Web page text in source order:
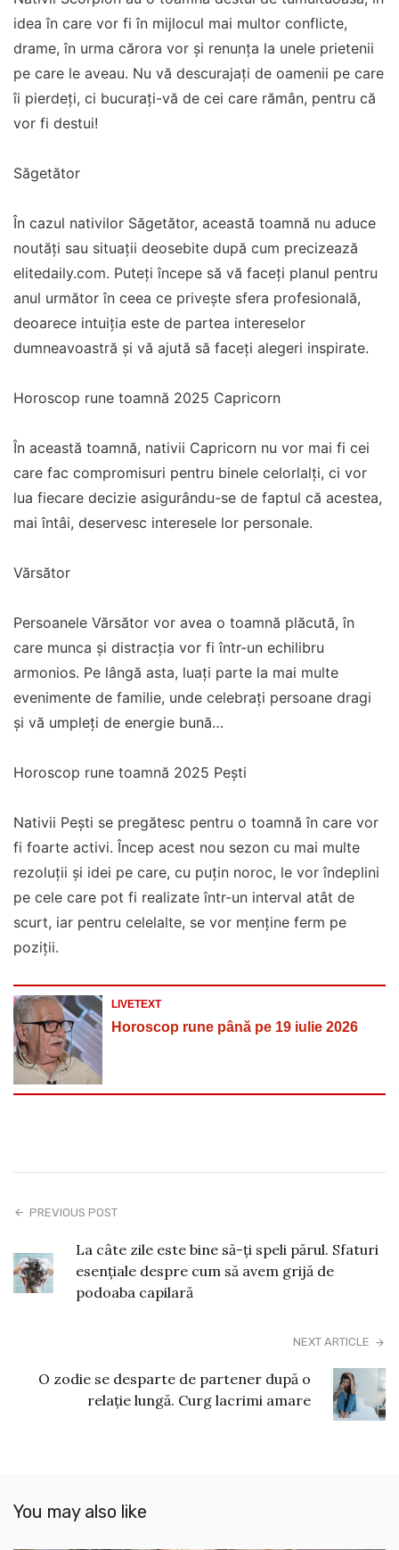
idea în care vor fi în mijlocul mai multor conflicte,
drame, în urma cărora vor și renunța la unele prietenii
pe care le aveau. Nu vă descurajați de oamenii pe care
îi pierdeți, ci bucurați-vă de cei care rămân, pentru că
vor fi destui!
Săgetător
În cazul nativilor Săgetător, această toamnă nu aduce
noutăți sau situații deosebite după cum precizează
elitedaily.com. Puteți începe să vă faceți planul pentru
anul următor în ceea ce privește sfera profesională,
deoarece intuiția este de partea intereselor
dumneavoastră și vă ajută să faceți alegeri inspirate.
Horoscop rune toamnă 2025 Capricorn
În această toamnă, nativii Capricorn nu vor mai fi cei
care fac compromisuri pentru binele celorlalți, ci vor
lua fiecare decizie asigurându-se de faptul că acestea,
mai întâi, deservesc interesele lor personale.
Vărsător
Persoanele Vărsător vor avea o toamnă plăcută, în
care munca și distracția vor fi într-un echilibru
armonios. Pe lângă asta, luați parte la mai multe
evenimente de familie, unde celebrați persoane dragi
și vă umpleți de energie bună…
Horoscop rune toamnă 2025 Pești
Nativii Pești se pregătesc pentru o toamnă în care vor
fi foarte activi. Încep acest nou sezon cu mai multe
rezoluții și idei pe care, cu puțin noroc, le vor îndeplini
pe cele care pot fi realizate într-un interval atât de
scurt, iar pentru celelalte, se vor menține ferm pe
poziții.
LIVETEXT
Horoscop rune până pe 19 iulie 2026
PREVIOUS POST
La câte zile este bine să-ți speli părul. Sfaturi
esențiale despre cum să avem grijă de
podoaba capilară
NEXT ARTICLE
O zodie se desparte de partener după o
relație lungă. Curg lacrimi amare
You may also like